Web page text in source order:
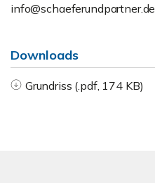
info@schaeferundpartner.de
Downloads
Grundriss (.pdf, 174 KB)